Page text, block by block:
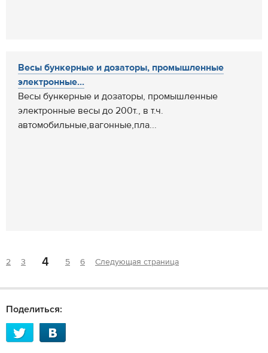
Весы бункерные и дозаторы, промышленные
электронные...
Весы бункерные и дозаторы, промышленные
электронные весы до 200т., в т.ч.
автомобильные,вагонные,пла...
2 3 4 5 6 Следующая страница
Поделиться: